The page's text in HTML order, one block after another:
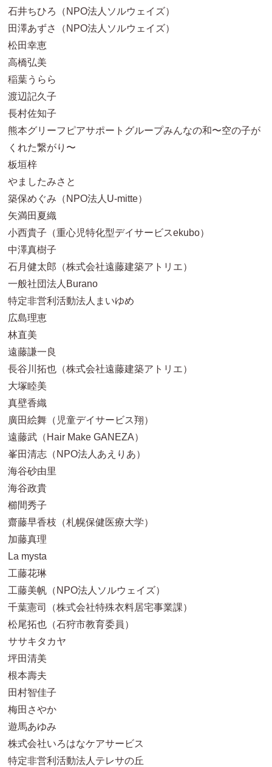
石井ちひろ（NPO法人ソルウェイズ）
田澤あずさ（NPO法人ソルウェイズ）
松田幸恵
高橋弘美
稲葉うらら
渡辺記久子
長村佐知子
熊本グリーフピアサポートグループみんなの和〜空の子が
くれた繋がり〜
板垣梓
やましたみさと
築保めぐみ（NPO法人U-mitte）
矢満田夏織
小西貴子（重心児特化型デイサービスekubo）
中澤真樹子
石月健太郎（株式会社遠藤建築アトリエ）
一般社団法人Burano
特定非営利活動法人まいゆめ
広島理恵
林直美
遠藤謙一良
長谷川拓也（株式会社遠藤建築アトリエ）
大塚睦美
真壁香織
廣田絵舞（児童デイサービス翔）
遠藤武（Hair Make GANEZA）
峯田清志（NPO法人あえりあ）
海谷砂由里
海谷政貴
櫛間秀子
齋藤早香枝（札幌保健医療大学）
加藤真理
La mysta
工藤花琳
工藤美帆（NPO法人ソルウェイズ）
千葉憲司（株式会社特殊衣料居宅事業課）
松尾拓也（石狩市教育委員）
ササキタカヤ
坪田清美
根本壽夫
田村智佳子
梅田さやか
遊馬あゆみ
株式会社いろはなケアサービス
特定非営利活動法人テレサの丘